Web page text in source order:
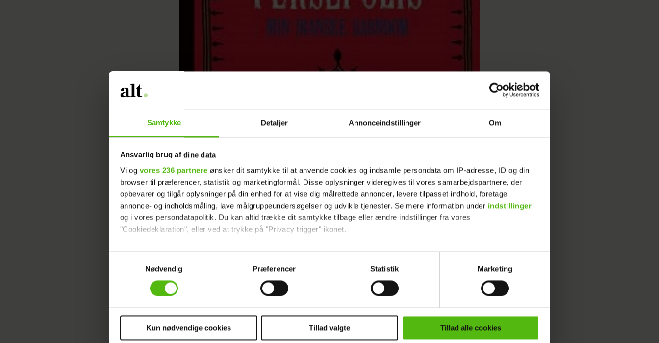
Samtykke Detaljer Annonceindstillinger Om
Ansvarlig brug af dine data
Vi og vores 236 partnere ønsker dit samtykke til at anvende cookies og indsamle persondata om IP-adresse, ID og din
browser til præferencer, statistik og marketingformål. Disse oplysninger videregives til vores samarbejdspartnere, der
opbevarer og tilgår oplysninger på din enhed for at vise dig målrettede annoncer, levere tilpasset indhold, foretage
annonce- og indholdsmåling, lave målgruppeundersøgelser og udvikle tjenester. Se mere information under indstillinger
og i vores persondatapolitik. Du kan altid trække dit samtykke tilbage eller ændre indstillinger fra vores
"Cookiedeklaration", eller ved at trykke på "Privacy trigger" ikonet.
Dine valg anvendes på hele websitet.
Vi ønsker dit samtykke til at indsamle og bruge data for at kunne levere og finansiere relevant journalistisk indhold til dig.
Vi anvender egne cookies og cookies fra tredjeparter til at at optimere dit besøg på vores hjemmeside. Vi indsamler data
sociale medier.
Nødvendig
Præferencer Statistik Marketing
Kun nødvendige cookies Tillad valgte Tillad alle cookies